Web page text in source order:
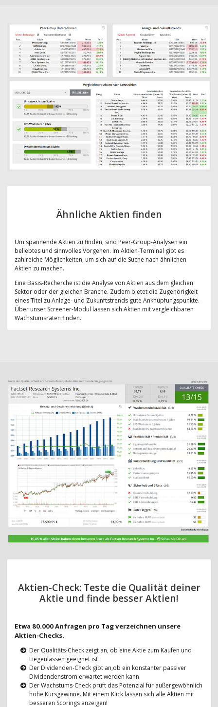
Ähnliche Aktien finden
Um spannende Aktien zu finden, sind Peer-Group-Analysen ein
beliebtes und sinnvolles Vorgehen. Im Aktien-Terminal gibt es
zahlreiche Möglichkeiten, um sich auf die Suche nach ähnlichen
Aktien zu machen.
Eine Basis-Recherche ist die Analyse von Aktien aus dem gleichen
Sektor oder der gleichen Branche. Zudem bietet die Zugehörigkeit
eines Titel zu Anlage- und Zukunftstrends gute Anknüpfungspunkte.
Über unser Screener-Modul lassen sich Aktien mit vergleichbaren
Wachstumsraten finden.
Aktien-Check: Teste die Qualität deiner
Aktie und finde besser Aktien!
Etwa 80.000 Anfragen pro Tag verzeichnen unsere
Aktien-Checks.
Der Qualitäts-Check zeigt an, ob eine Aktie zum Kaufen und
Liegenlassen geeignet ist
Der Dividenden-Check gibt an,ob ein konstanter passiver
Dividendenstrom erwartet werden kann
Der Wachstums-Check prüft das Potenzial für außergewöhnlich
hohe Kursgewinne. Mit einem Klick lassen sich alle Aktien mit
besseren Scorings anzeigen!